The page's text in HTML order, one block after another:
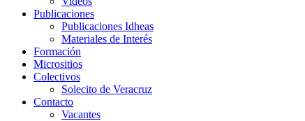
Publicaciones
Publicaciones Idheas
Materiales de Interés
Formación
Micrositios
Colectivos
Solecito de Veracruz
Contacto
Vacantes